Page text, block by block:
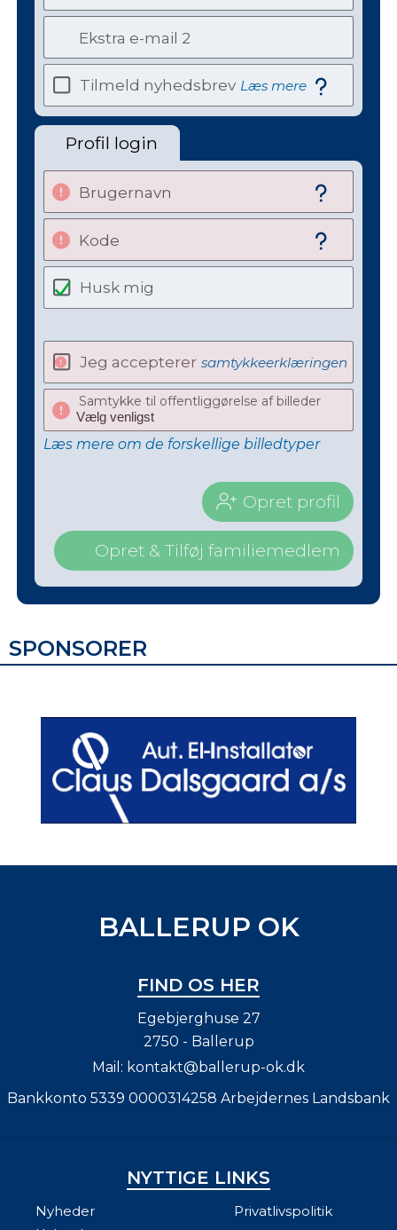
Ekstra e-mail 2
Tilmeld nyhedsbrev Læs mere
Profil login
Brugernavn
Kode
Husk mig
Jeg accepterer samtykkeerklæringen
Samtykke til offentliggørelse af billeder
Læs mere om de forskellige billedtyper
Opret profil
Opret & Tilføj familiemedlem
SPONSORER
BALLERUP OK
FIND OS HER
Egebjerghuse 27
2750 - Ballerup
Mail: kontakt@ballerup-ok.dk
Bankkonto 5339 0000314258 Arbejdernes Landsbank
NYTTIGE LINKS
Nyheder
Privatlivspolitik